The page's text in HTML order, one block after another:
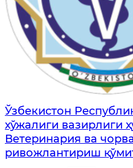
Ўзбекистон
хўжалиги вазирлиги
Ветеринария ва
ривожлантириш